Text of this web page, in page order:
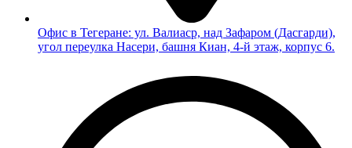
Офис в Тегеране: ул. Валиаср, над Зафаром (Дасгарди),
угол переулка Насери, башня Киан, 4-й этаж, корпус 6.